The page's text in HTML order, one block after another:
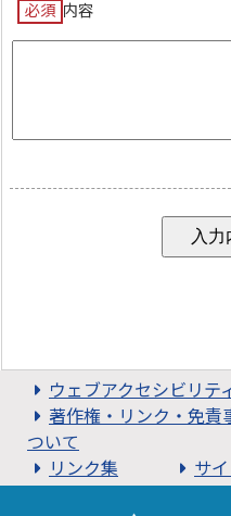
必須 内容
ウェブアクセシビリテ
著作権・リンク・免責
ついて
リンク集
サ